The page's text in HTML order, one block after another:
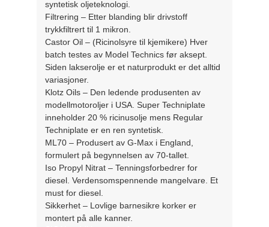
syntetisk oljeteknologi.
Filtrering – Etter blanding blir drivstoff
trykkfiltrert til 1 mikron.
Castor Oil – (Ricinolsyre til kjemikere) Hver
batch testes av Model Technics før aksept.
Siden lakserolje er et naturprodukt er det alltid
variasjoner.
Klotz Oils – Den ledende produsenten av
modellmotoroljer i USA. Super Techniplate
inneholder 20 % ricinusolje mens Regular
Techniplate er en ren syntetisk.
ML70 – Produsert av G-Max i England,
formulert på begynnelsen av 70-tallet.
Iso Propyl Nitrat – Tenningsforbedrer for
diesel. Verdensomspennende mangelvare. Et
must for diesel.
Sikkerhet – Lovlige barnesikre korker er
montert på alle kanner.